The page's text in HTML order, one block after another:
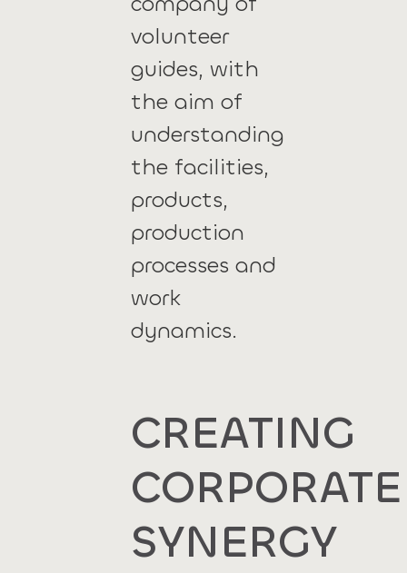
volunteer
guides, with
the aim of
understanding
the facilities,
products,
production
processes and
work
dynamics.
CREATING
CORPORATE
SYNERGY